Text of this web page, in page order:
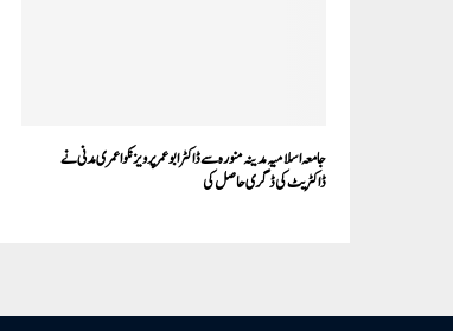
جامعہ اسلامیہ مدینہ منورہ سے ڈاکٹر ابو عمر پرویز نکوا عمری مدنی نے
ڈاکٹریٹ کی ڈگری حاصل کی